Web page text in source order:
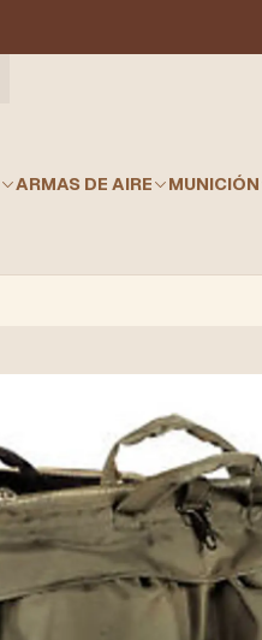
ARMAS DE AIRE MUNICIÓN